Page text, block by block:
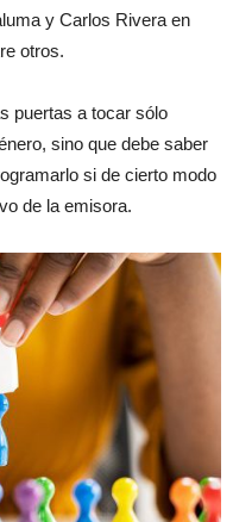
y Carlos Rivera en
otros.
puertas a tocar sólo
sino que debe saber
si de cierto modo
de la emisora.